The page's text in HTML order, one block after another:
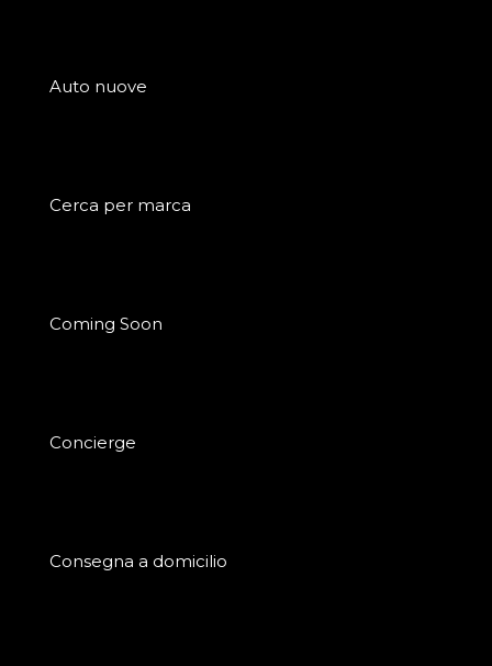
Auto nuove
Cerca per marca
Coming Soon
Concierge
Consegna a domicilio